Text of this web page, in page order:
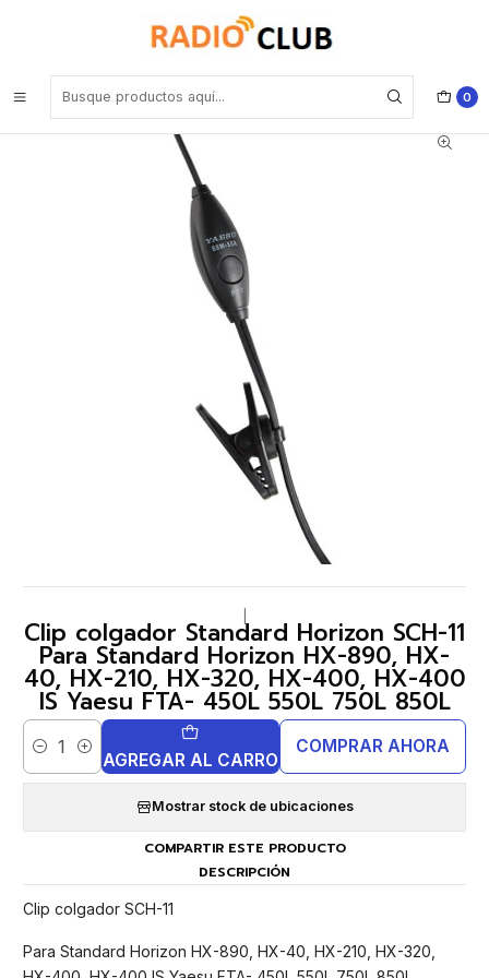
0
Clip colgador Standard Horizon SCH-11 Para Standard Horizon HX-
890, HX-40, HX-210, HX-320, HX-400, HX-400 IS Yaesu FTA- 450L
Clip colgador Standard Horizon SCH-11
Para Standard Horizon HX-890, HX-
40, HX-210, HX-320, HX-400, HX-400
IS Yaesu FTA- 450L 550L 750L 850L
Cantidad AGREGAR AL CARRO
COMPRAR AHORA
Mostrar stock de ubicaciones
COMPARTIR ESTE PRODUCTO
DESCRIPCIÓN
Clip colgador SCH-11
Para Standard Horizon HX-890, HX-40, HX-210, HX-320,